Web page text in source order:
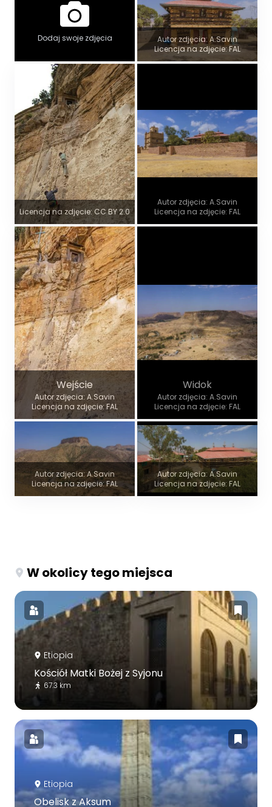
Dodaj swoje zdjęcia
Autor zdjęcia: A.Savin
Licencja na zdjęcie: FAL
Licencja na zdjęcie: CC BY 2.0
Autor zdjęcia: A.Savin
Licencja na zdjęcie: FAL
Wejście
Autor zdjęcia: A.Savin
Licencja na zdjęcie: FAL
Widok
Autor zdjęcia: A.Savin
Licencja na zdjęcie: FAL
Autor zdjęcia: A.Savin
Licencja na zdjęcie: FAL
Autor zdjęcia: A.Savin
Licencja na zdjęcie: FAL
W okolicy tego miejsca
Etiopia
Kościół Matki Bożej z Syjonu
67.3 km
Etiopia
Obelisk z Aksum